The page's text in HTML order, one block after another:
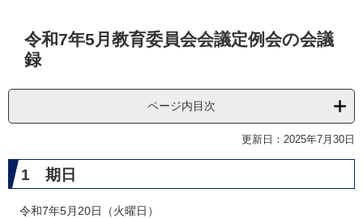
令和7年5月教育委員会会議定例会の会議
録
ページ内目次
更新日：2025年7月30日
1 期日
令和7年5月20日（火曜日）